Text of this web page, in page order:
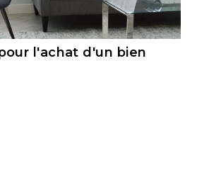
l'achat d'un bien